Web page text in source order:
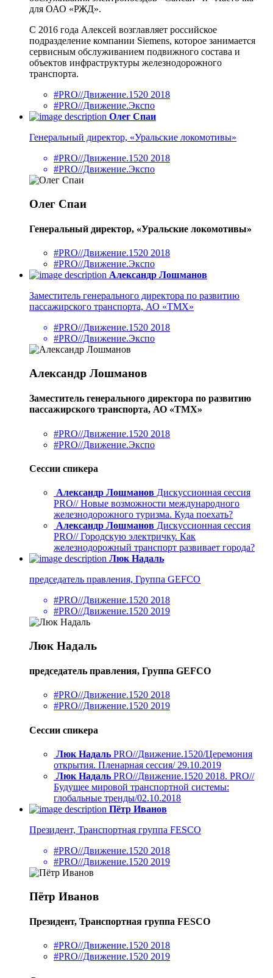
для ОАО «РЖД».
С 2016 года Алексей возглавляет российское
подразделение компании Siemens, которое занимается
сервисным обслуживанием подвижного состава и
объектов инфраструктуры железнодорожного
транспорта.
#PRO//Движение.1520 2018
#PRO//Движение.Экспо
Олег Спаи
Генеральный директор, «Уральские локомотивы»
#PRO//Движение.1520 2018
#PRO//Движение.Экспо
Олег Спаи
Генеральный директор, «Уральские локомотивы»
#PRO//Движение.1520 2018
#PRO//Движение.Экспо
Александр Лошманов
Заместитель генерального директора по развитию
пассажирского транспорта, АО «ТМХ»
#PRO//Движение.1520 2018
#PRO//Движение.Экспо
Александр Лошманов
Заместитель генерального директора по развитию
пассажирского транспорта, АО «ТМХ»
#PRO//Движение.1520 2018
#PRO//Движение.Экспо
Сессии спикера
Александр Лошманов Дискуссионная сессия
PRO// Новые возможности международного
железнодорожного туризма. Куда поехать?
Александр Лошманов Дискуссионная сессия
PRO// Городскую электричку. Как
железнодорожный транспорт развивает города?
Люк Надаль
председатель правления, Группа GEFCO
#PRO//Движение.1520 2018
#PRO//Движение.1520 2019
Люк Надаль
председатель правления, Группа GEFCO
#PRO//Движение.1520 2018
#PRO//Движение.1520 2019
Сессии спикера
Люк Надаль PRO//Движение.1520/Церемония
открытия. Пленарная сессия/ 29.10.2019
Люк Надаль PRO//Движение.1520 2018. PRO//
Будущее мировой транспортной системы:
глобальные тренды/02.10.2018
Пётр Иванов
Президент, Транспортная группа FESCO
#PRO//Движение.1520 2018
#PRO//Движение.1520 2019
Пётр Иванов
Президент, Транспортная группа FESCO
#PRO//Движение.1520 2018
#PRO//Движение.1520 2019